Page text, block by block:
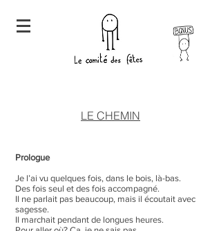
LE CHEMIN
Prologue
Je l’ai vu quelques fois, dans le bois, là-bas.
Des fois seul et des fois accompagné.
Il ne parlait pas beaucoup, mais il écoutait avec
sagesse.
Il marchait pendant de longues heures.